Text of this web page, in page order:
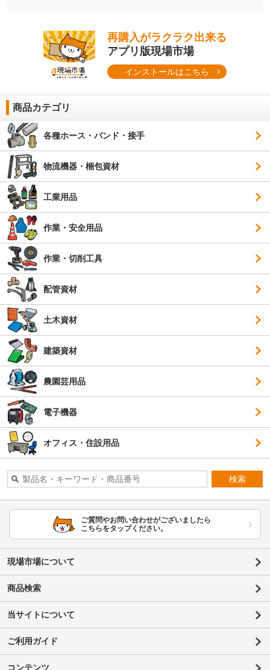
再購入がラクラク出来る
アプリ版現場市場
インストールはこちら
商品カテゴリ
各種ホース・バンド・接手
物流機器・梱包資材
工業用品
作業・安全用品
作業・切削工具
配管資材
土木資材
建築資材
農園芸用品
電子機器
オフィス・住設用品
検索
ご質問やお問い合わせがございましたら
こちらをタップください。
現場市場について
商品検索
当サイトについて
ご利用ガイド
コンテンツ